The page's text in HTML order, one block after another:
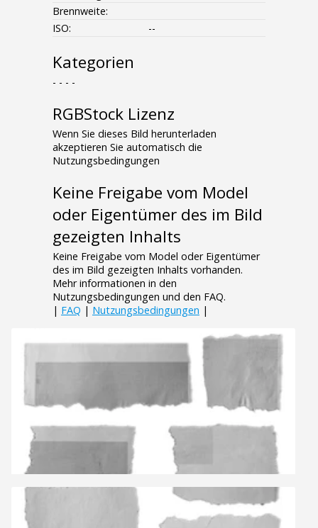
Brennweite:
ISO:
--
Kategorien
- - - -
RGBStock Lizenz
Wenn Sie dieses Bild herunterladen
akzeptieren Sie automatisch die
Nutzungsbedingungen
Keine Freigabe vom Model
oder Eigentümer des im Bild
gezeigten Inhalts
Keine Freigabe vom Model oder Eigentümer
des im Bild gezeigten Inhalts vorhanden.
Mehr informationen in den
Nutzungsbedingungen und den FAQ.
| FAQ | Nutzungsbedingungen |